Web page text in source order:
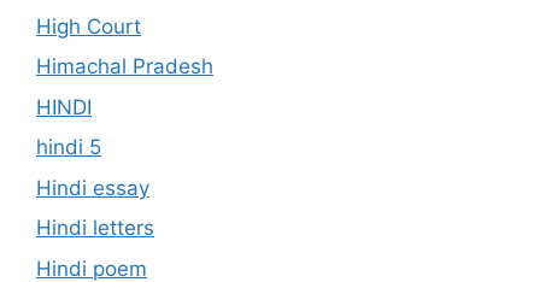
High Court
Himachal Pradesh
HINDI
hindi 5
Hindi essay
Hindi letters
Hindi poem